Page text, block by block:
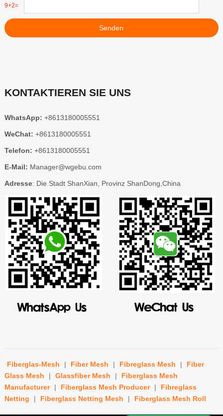
9+2=
Senden
KONTAKTIEREN SIE UNS
WhatsApp: +8613180005551
WeChat: +8613180005551
Telefon: +8613180005551
E-Mail: Manager@wgebu.com
Adresse: Die Stadt ShanXian, Provinz ShanDong,China
Fiberglas-Mesh | Fiber Mesh | Fibreglass Mesh |
Fiber
Glass Mesh
| Glassfiber Mesh |
Fiberglass Mesh
Manufacturer
| Fiberglass Mesh Producer |
Fibreglass
Netting
| Fiberglass Netting Mesh | Fiberglass Mesh Roll